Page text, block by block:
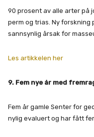
90 prosent av alle arter på
perm og trias. Ny forskning
sannsynlig årsak for
Les artikkelen her
9. Fem nye år med
Fem år gamle Senter for
nylig evaluert og har fått